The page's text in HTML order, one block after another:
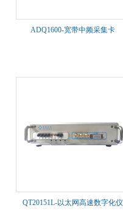
ADQ1600-宽带中频采集卡
QT20151L-以太网高速数字化仪